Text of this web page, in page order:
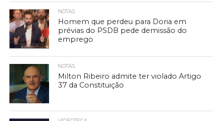
NOTAS
Homem que perdeu para Doria em
prévias do PSDB pede demissão do
emprego
NOTAS
Milton Ribeiro admite ter violado Artigo
37 da Constituição